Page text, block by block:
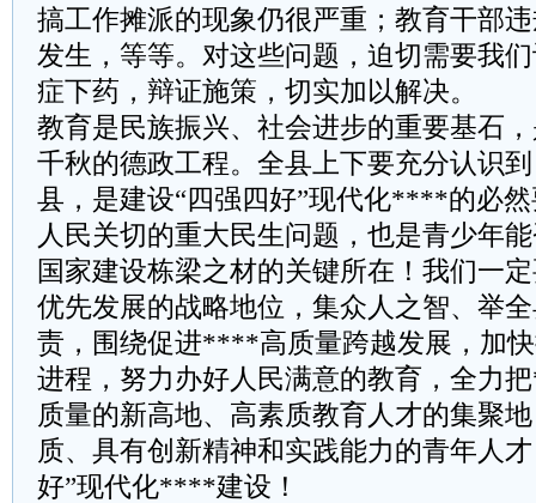
搞工作摊派的现象仍很严重；教育干部
发生，等等。对这些问题，迫切需要我
症下药，辩证施策，切实加以解决。
教育是民族振兴、社会进步的重要基石
千秋的德政工程。全县上下要充分认识
县，是建设“四强四好”现代化****的必
人民关切的重大民生问题，也是青少年
国家建设栋梁之材的关键所在！我们一
优先发展的战略地位，集众人之智、举
责，围绕促进****高质量跨越发展，加
进程，努力办好人民满意的教育，全力
质量的新高地、高素质教育人才的集聚
质、具有创新精神和实践能力的青年人
好”现代化****建设！